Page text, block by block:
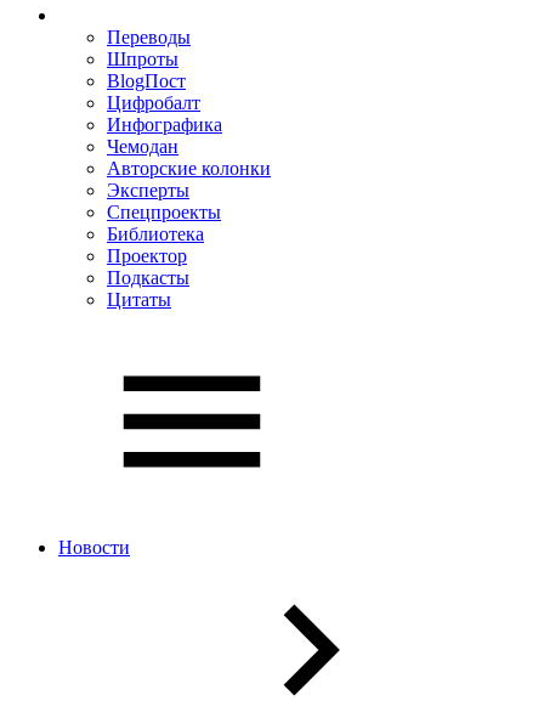
Переводы
Шпроты
BlogПост
Цифробалт
Инфографика
Чемодан
Авторские колонки
Эксперты
Спецпроекты
Библиотека
Проектор
Подкасты
Цитаты
Новости